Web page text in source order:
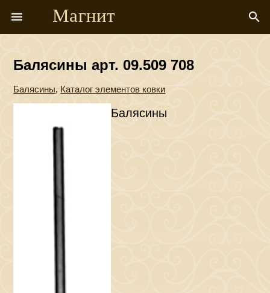
menu Магнит search
Балясины арт. 09.509 708
Балясины, Каталог элементов ковки
Балясины